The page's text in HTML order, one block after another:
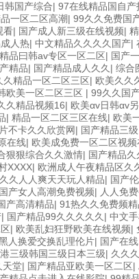
韩国产综合| 97在线精品国自产
一区二区高潮| 99久久免费国
看| 国产成人新三级在线视频|
人热| 中文精品久久久久国产|
精品曰韩av专区一区二区| 国产
精品| 国产精品成人久久 | 综合
久精品一区二区三区| 欧美久久
欧美一区二区三区 | 99久久国
久精品视频16| 欧美αv日韩αv
| 精品一区二区三区在线| 欧美
不卡久久欣赏网| 国产精品三
在线| 欧美成免费一区二区视
狠狠综合久久激情| 国产精品
XXXX| 欧洲成人午夜精品区久
久久人人爽天天玩人精品| 国产
国产女人高潮免费视频| 人人免
产高清精品| 91热久久免费频
| 国产精品99久久久久久 | 中文
| 欧美乱妇狂野欧美在线视频|
人换爱交换乱理伦片| 国产在
三级韩国三级日本三级| 久久
天堂| 国产精品亚欧美一区二区|